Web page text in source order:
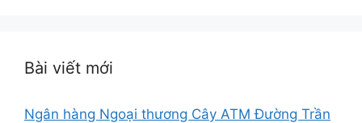
Bài viết mới
Ngân hàng Ngoại thương Cây ATM Đường Trần